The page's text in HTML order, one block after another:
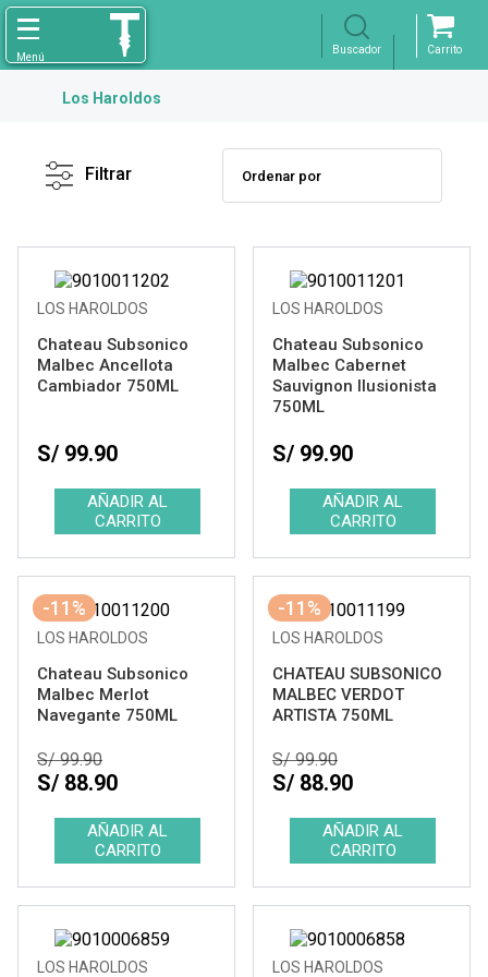
Los Haroldos
Filtro X
Filtrar
LOS HAROLDOS
Chateau Subsonico
Malbec Ancellota
Cambiador 750ML
S/ 99.90
LOS HAROLDOS
Chateau Subsonico
Malbec Cabernet
Sauvignon Ilusionista
750ML
S/ 99.90
-11%
LOS HAROLDOS
Chateau Subsonico
Malbec Merlot
Navegante 750ML
S/ 99.90
S/ 88.90
-11%
LOS HAROLDOS
CHATEAU SUBSONICO
MALBEC VERDOT
ARTISTA 750ML
S/ 99.90
S/ 88.90
LOS HAROLDOS LOS HAROLDOS